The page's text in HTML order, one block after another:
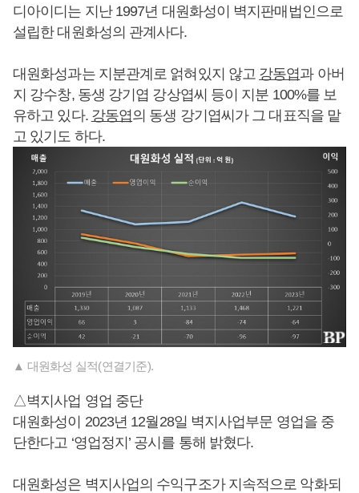
디아이디는 지난 1997년 대원화성이 벽지판매법인으로
설립한 대원화성의 관계사다.
대원화성과는 지분관계로 얽혀있지 않고 강동엽과 아버
지 강수창, 동생 강기엽 강상엽씨 등이 지분 100%를 보
유하고 있다. 강동엽의 동생 강기엽씨가 그 대표직을 맡
고 있기도 하다.
▲ 대원화성 실적(연결기준).
△벽지사업 영업 중단
대원화성이 2023년 12월28일 벽지사업부문 영업을 중
단한다고 ‘영업정지’ 공시를 통해 밝혔다.
대원화성은 벽지사업의 수익구조가 지속적으로 악화되